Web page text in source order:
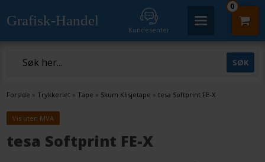
Grafisk-Handel
Kundesenter
0
Forside » Trykkeriet » Tape » Skum Klisjetape »tesa Softprint FE-X
Vis uten MVA
tesa Softprint FE-X